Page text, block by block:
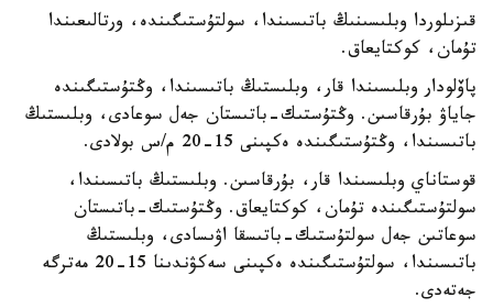
قىزىلوردا وبلىسىنىڭ باتىسىندا، سولتۇستىگىندە، ورتالىعىندا
تۇمان، كوكتايعاق.
پاۆلودار وبلىسىندا قار، وبلىستىڭ باتىسىندا، وڭتۇستىگىندە
جاياۋ بۇرقاسىن. وڭتۇستىك-باتىستان جەل سوعادى، وبلىستىڭ
باتىسىندا، وڭتۇستىگىندە ەكپىنى 15-20 م/س بولادى.
قوستاناي وبلىسىندا قار، بۇرقاسىن. وبلىستىڭ باتىسىندا،
سولتۇستىگىندە تۇمان، كوكتايعاق. وڭتۇستىك-باتىستان
سوعاتىن جەل سولتۇستىك-باتىسقا اۋىسادى، وبلىستىڭ
باتىسىندا، سولتۇستىگىندە ەكپىنى سەكۋندىنا 15-20 مەترگە
جەتەدى.